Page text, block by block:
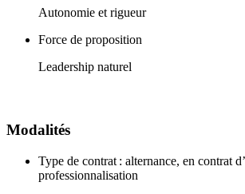
Autonomie et rigueur
Force de proposition
Leadership naturel
Modalités
Type de contrat : alternance, en contrat
professionnalisation